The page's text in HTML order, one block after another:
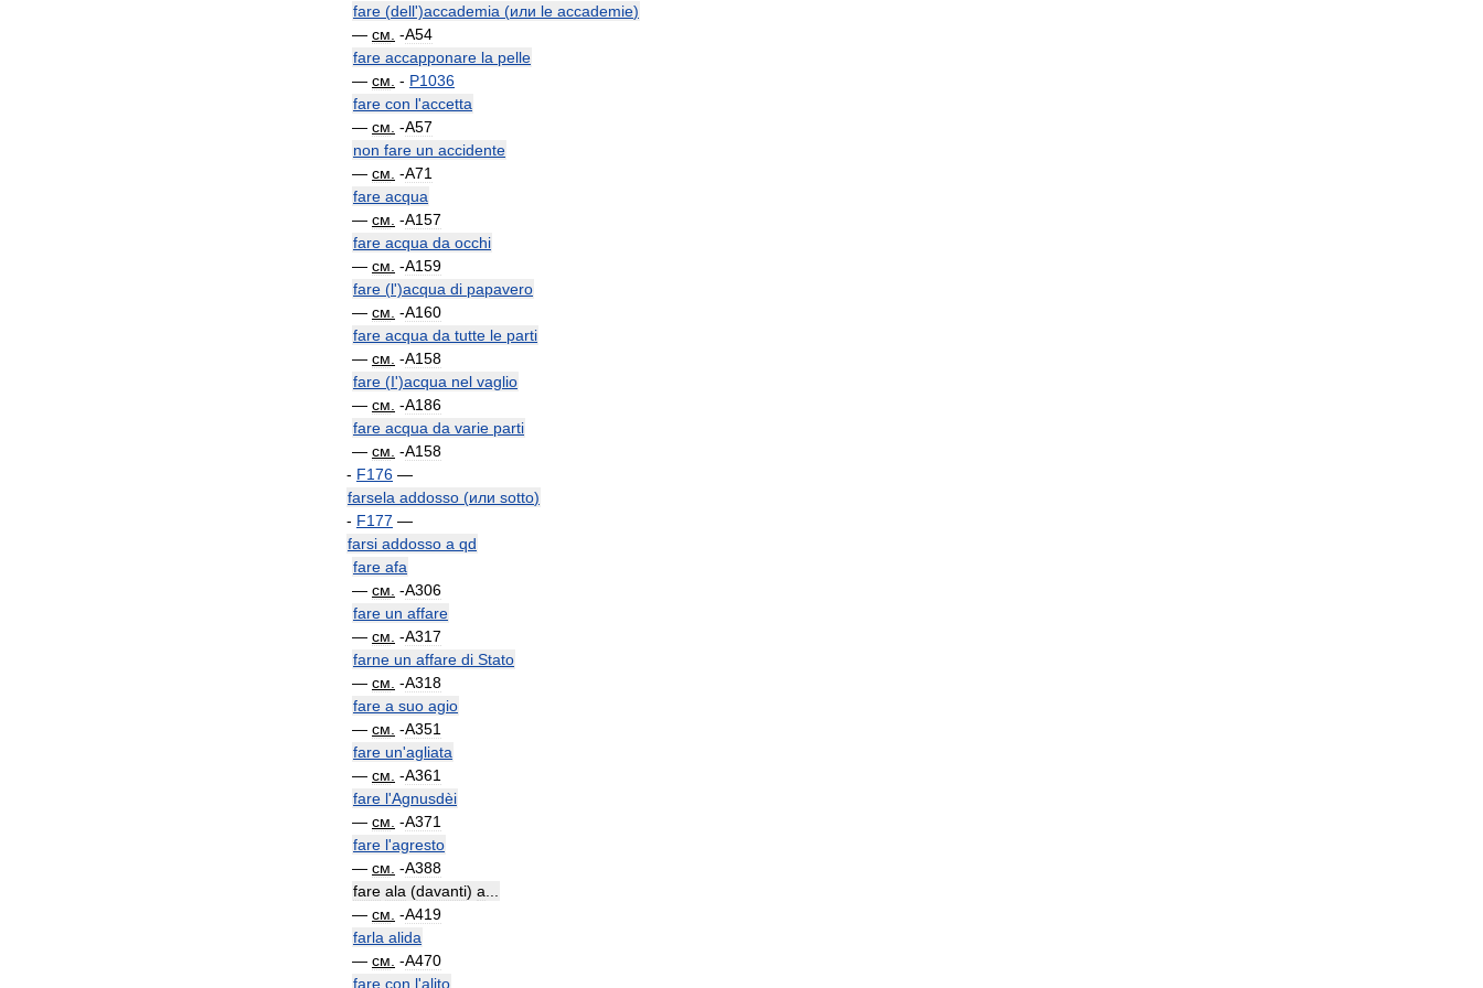
fare (dell')accademia (или le accademie)
— см -A54
fare accapponare la pelle
— см - P1036
fare con l'accetta
— см -A57
non fare un accidente
— см -A71
fare acqua
— см -A157
fare acqua da occhi
— см -A159
fare (l')acqua di papavero
— см -A160
fare acqua da tutte le parti
— см -A158
fare (I')acqua nel vaglio
— см -A186
fare acqua da varie parti
— см -A158
- F176 —
farsela addosso (или sotto)
- F177 —
farsi addosso a qd
fare afa
— см -A306
fare un affare
— см -A317
farne un affare di Stato
— см -A318
fare a suo agio
— см -A351
fare un'agliata
— см -A361
fare l'Agnusdèi
— см -A371
fare l'agresto
— см -A388
fare ala (davanti) a
— см -A419
farla alida
— см -A470
fare con l'alito